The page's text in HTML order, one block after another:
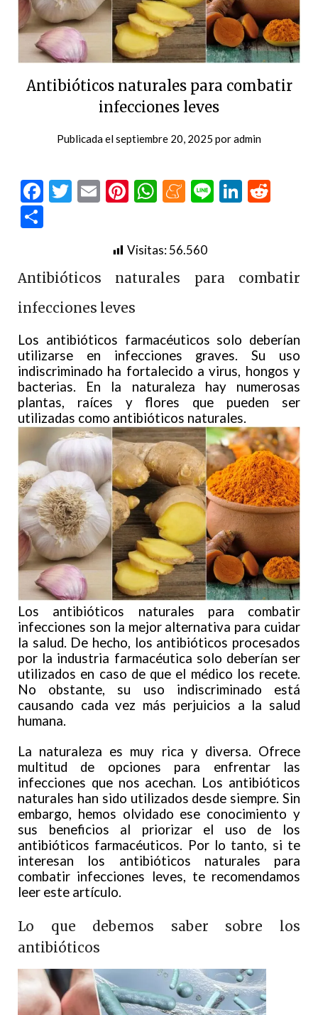
Antibióticos naturales para combatir
infecciones leves
Publicada elseptiembre 20, 2025 poradmin
Facebook
Twitter
EmailPinterest
WhatsApp
Meneame
Line
Visitas:56.560
Antibióticos naturales para combatir
infecciones leves
Los antibióticos farmacéuticos solo deberían
utilizarse en infecciones graves. Su uso
indiscriminado ha fortalecido a virus, hongos y
bacterias. En la naturaleza hay numerosas
plantas, raíces y flores que pueden ser
utilizadas como antibióticos naturales.
Los antibióticos naturales para combatir
infecciones son la mejor alternativa para cuidar
la salud. De hecho, los antibióticos procesados
por la industria farmacéutica solo deberían ser
utilizados en caso de que el médico los recete.
No obstante, su uso indiscriminado está
causando cada vez más perjuicios a la salud
humana.
La naturaleza es muy rica y diversa. Ofrece
multitud de opciones para enfrentar las
infecciones que nos acechan. Los antibióticos
naturales han sido utilizados desde siempre. Sin
embargo, hemos olvidado ese conocimiento y
sus beneficios al priorizar el uso de los
antibióticos farmacéuticos. Por lo tanto, si te
interesan los antibióticos naturales para
combatir infecciones leves, te recomendamos
leer este artículo.
Lo que debemos saber sobre los
antibióticos